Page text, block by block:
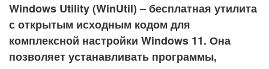
Windows Utility (WinUtil) – бесплатная утилита
с открытым исходным кодом для
комплексной настройки Windows 11. Она
позволяет устанавливать программы,